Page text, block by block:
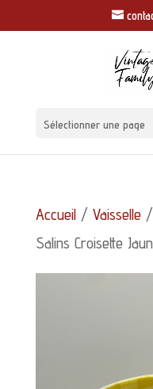
Sélectionner une page
Accueil/ Vaisselle/
Salins Croisette